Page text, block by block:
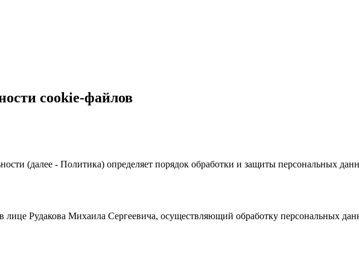
cookie-файлов
(далее - Политика) определяет порядок обработки и защиты персональных
Рудакова Михаила Сергеевича, осуществляющий обработку персональных